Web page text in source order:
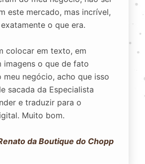
este mercado, mas incrível,
o que era.
colocar em texto, em
imagens o que de fato
meu negócio, acho que isso
sacada da Especialista
e traduzir para o
Muito bom.
da Boutique do Chopp